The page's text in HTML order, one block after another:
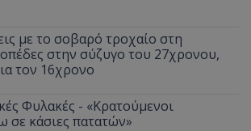
με το σοβαρό τροχαίο στη
στην σύζυγο του 27χρονου,
τον 16χρονο
Φυλακές - «Κρατούμενοι
σε κάσιες πατατών»